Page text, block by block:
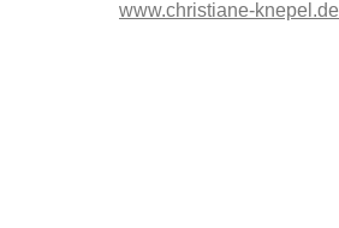
www.christiane-knepel.de